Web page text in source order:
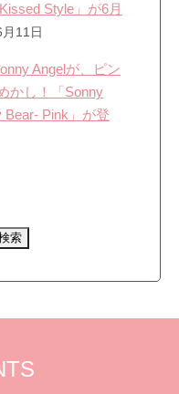
Style」が6月
11日
Angelが、ピン
かし！「Sonny
Bear- Pink」が登